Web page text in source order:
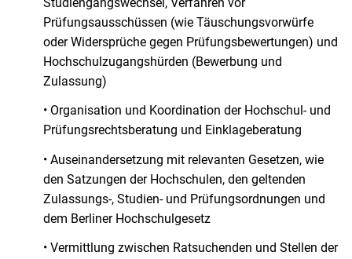
Prüfungsausschüssen (wie Täuschungsvorwürfe
oder Widersprüche gegen Prüfungsbewertungen) und
Hochschulzugangshürden (Bewerbung und
Zulassung)
• Organisation und Koordination der Hochschul- und
Prüfungsrechtsberatung und Einklageberatung
• Auseinandersetzung mit relevanten Gesetzen, wie
den Satzungen der Hochschulen, den geltenden
Zulassungs-, Studien- und Prüfungsordnungen und
dem Berliner Hochschulgesetz
• Vermittlung zwischen Ratsuchenden und Stellen der